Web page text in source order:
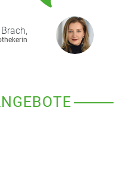
Brach,